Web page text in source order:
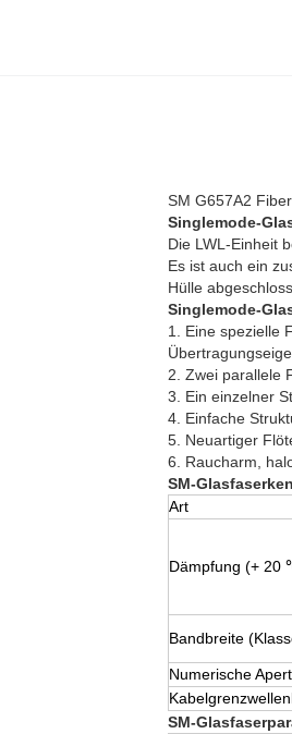
SM G657A2
Singlemode-
Die LWL-Einheit
Es ist auch ein
Hülle
Singlemode-
1. Eine spezielle
2. Zwei parallele
3. Ein einzelner
4. Einfache
5. Neuartiger
6. Raucharm,
SM-
Art
Dämpfung (+ 20
Bandbreite
Numerische
SM-